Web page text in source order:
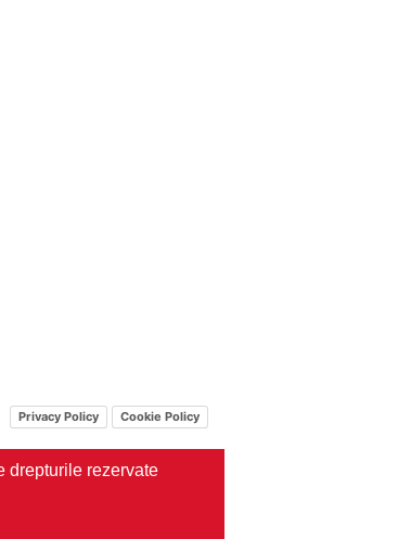
Privacy Policy Cookie Policy
drepturile rezervate